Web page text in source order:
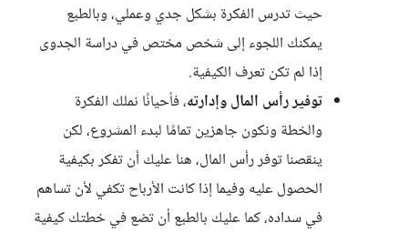
حيث تدرس الفكرة بشكل جدي وعملي، وبالطبع
يمكنك اللجوء إلى شخص مختص في دراسة الجدوى
إذا لم تكن تعرف الكيفية.
توفير رأس المال وإدارته، فأحيانًا نملك الفكرة
والخطة ونكون جاهزين تمامًا لبدء المشروع، لكن
ينقصنا توفر رأس المال، هنا عليك أن تفكر بكيفية
الحصول عليه وفيما إذا كانت الأرباح تكفي لأن تساهم
في سداده، كما عليك بالطبع أن تضع في خطتك كيفية